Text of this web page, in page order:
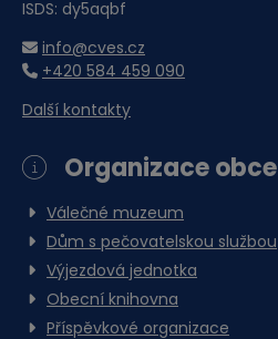
ISDS: dy5aqbf
info@cves.cz
+420 584 459 090
Další kontakty
Organizace obce
Válečné muzeum
Dům s pečovatelskou službou
Výjezdová jednotka
Obecní knihovna
Příspěvkové organizace